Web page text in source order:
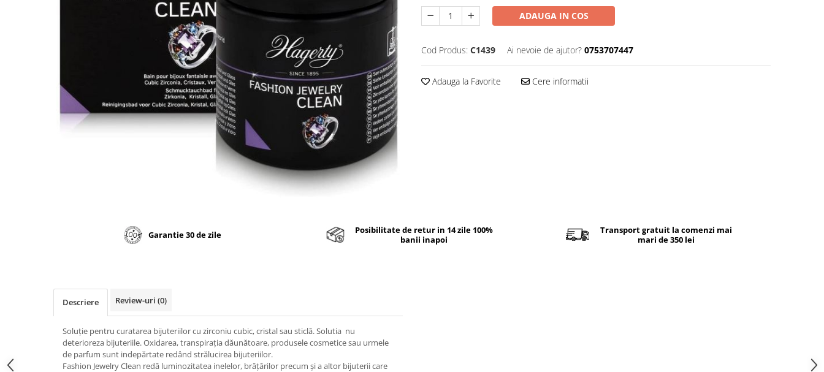
ADAUGA IN COS
Cod Produs: C1439 Ai nevoie de ajutor? 0753707447
Adauga la Favorite Cere informatii
Garantie 30 de zile
Posibilitate de retur in 14 zile 100%
banii inapoi
Transport gratuit la comenzi mai
mari de 350 lei
Descriere Review-uri (0)
Soluție pentru curatarea bijuteriilor cu zirconiu cubic, cristal sau sticlă. Solutia nu
deterioreza bijuteriile. Oxidarea, transpirația dăunătoare, produsele cosmetice sau urmele
de parfum sunt indepărtate redând strălucirea bijuteriilor.
Fashion Jewelry Clean redă luminozitatea inelelor, brățărilor precum și a altor bijuterii care